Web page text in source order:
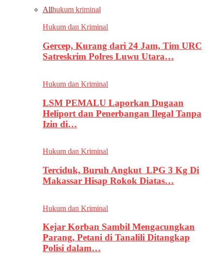
Allhukum kriminal
Hukum dan Kriminal
Gercep, Kurang dari 24 Jam, Tim URC
Satreskrim Polres Luwu Utara…
Hukum dan Kriminal
LSM PEMALU Laporkan Dugaan
Heliport dan Penerbangan Ilegal Tanpa
Izin di…
Hukum dan Kriminal
Terciduk, Buruh Angkut LPG 3 Kg Di
Makassar Hisap Rokok Diatas…
Hukum dan Kriminal
Kejar Korban Sambil Mengacungkan
Parang, Petani di Tanalili Ditangkap
Polisi dalam…